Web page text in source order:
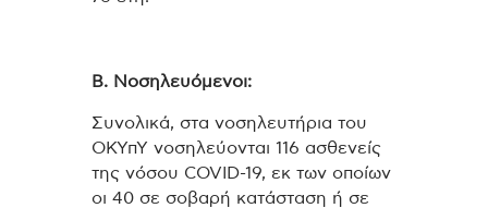
Β. Νοσηλευόμενοι:
Συνολικά, στα νοσηλευτήρια του
ΟΚΥπΥ νοσηλεύονται 116 ασθενείς
της νόσου COVID-19, εκ των οποίων
οι 40 σε σοβαρή κατάσταση ή σε